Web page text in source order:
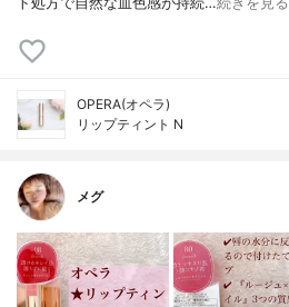
OPERA(オペラ)
リップティント N
メグ